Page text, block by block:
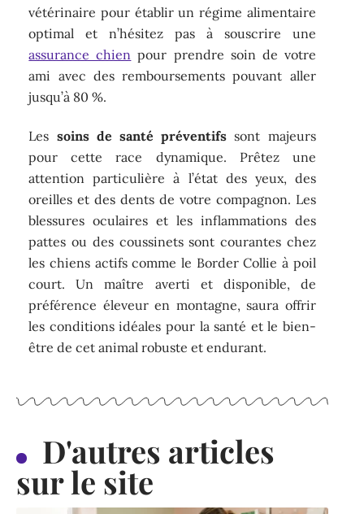
vétérinaire pour établir un régime alimentaire
optimal et n’hésitez pas à souscrire une
assurance chien pour prendre soin de votre
ami avec des remboursements pouvant aller
jusqu’à 80 %.
Les soins de santé préventifs sont majeurs
pour cette race dynamique. Prêtez une
attention particulière à l’état des yeux, des
oreilles et des dents de votre compagnon. Les
blessures oculaires et les inflammations des
pattes ou des coussinets sont courantes chez
les chiens actifs comme le Border Collie à poil
court. Un maître averti et disponible, de
préférence éleveur en montagne, saura offrir
les conditions idéales pour la santé et le bien-
être de cet animal robuste et endurant.
D'autres articles
sur le site